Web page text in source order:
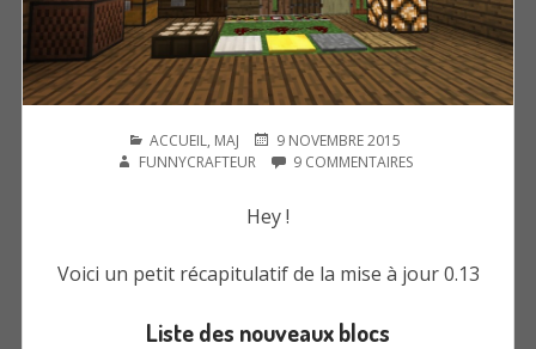
PUBLIÉ
DANS
ACCUEIL, MAJ
PUBLIÉ
LE
9 NOVEMBRE 2015
FUNNYCRAFTEUR
9 COMMENTAIRESSUR
Hey !
Voici un petit récapitulatif de la mise à jour 0.13
Liste des nouveaux blocs